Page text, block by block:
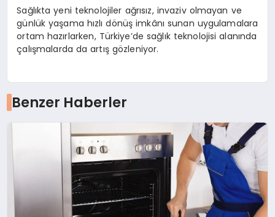
Sağlıkta yeni teknolojiler ağrısız, invaziv olmayan ve
günlük yaşama hızlı dönüş imkânı sunan uygulamalara
ortam hazırlarken, Türkiye’de sağlık teknolojisi alanında
çalışmalarda da artış gözleniyor.
Benzer Haberler